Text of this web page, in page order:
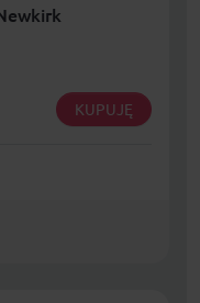
KUPUJĘ